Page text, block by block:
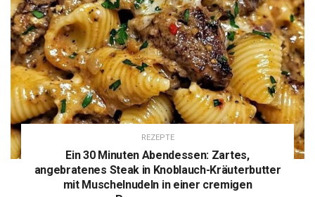
REZEPTE
Ein 30 Minuten Abendessen: Zartes,
angebratenes Steak in Knoblauch-Kräuterbutter
mit Muschelnudeln in einer cremigen